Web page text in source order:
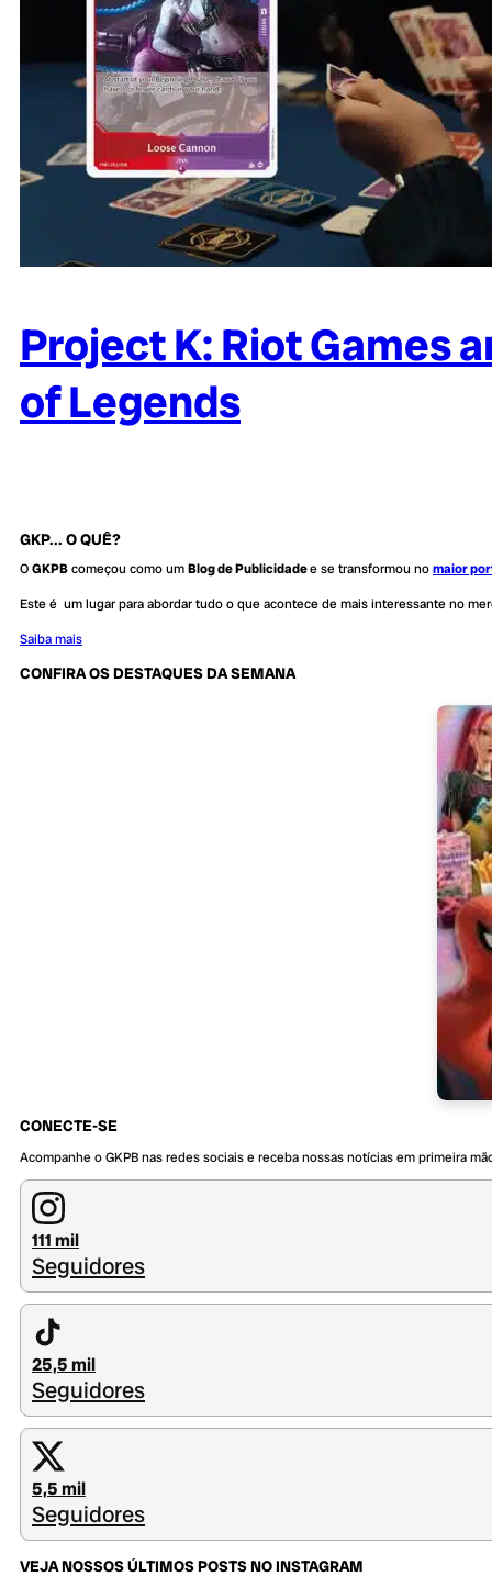
Project K: Riot Games
of Legends
GKP... O QUÊ?
OGKPBcomeçou como umBlog de Publicidadee se transformou nomaior
Este é um lugar para abordar tudo o que acontece de mais interessante no
Saiba mais
CONFIRA OS DESTAQUES DA SEMANA
CONECTE-SE
Acompanhe o GKPB nas redes sociais e receba nossas notícias em primeira
111 mil
Seguidores
25,5 mil
Seguidores
5,5 mil
Seguidores
VEJA NOSSOS ÚLTIMOS POSTS NO INSTAGRAM